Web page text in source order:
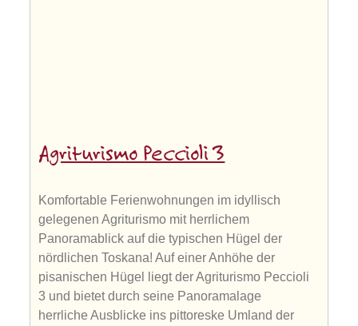
Agriturismo Peccioli 3
Komfortable Ferienwohnungen im idyllisch
gelegenen Agriturismo mit herrlichem
Panoramablick auf die typischen Hügel der
nördlichen Toskana! Auf einer Anhöhe der
pisanischen Hügel liegt der Agriturismo Peccioli
3 und bietet durch seine Panoramalage
herrliche Ausblicke ins pittoreske Umland der